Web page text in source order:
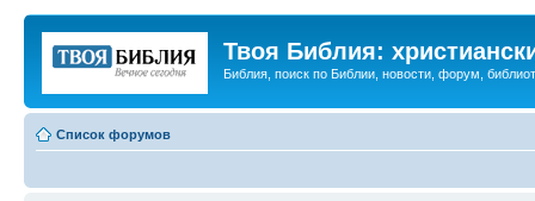
Твоя Библия:
Библия, поиск по Библии, новости, форум,
Список форумов